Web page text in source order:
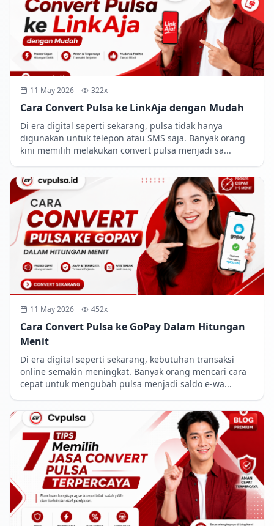
11 May 2026 322x
Cara Convert Pulsa ke LinkAja dengan Mudah
Di era digital seperti sekarang, pulsa tidak hanya
digunakan untuk telepon atau SMS saja. Banyak orang
kini memilih melakukan convert pulsa menjadi sa...
11 May 2026 452x
Cara Convert Pulsa ke GoPay Dalam Hitungan
Menit
Di era digital seperti sekarang, kebutuhan transaksi
online semakin meningkat. Banyak orang mencari cara
cepat untuk mengubah pulsa menjadi saldo e-wa...